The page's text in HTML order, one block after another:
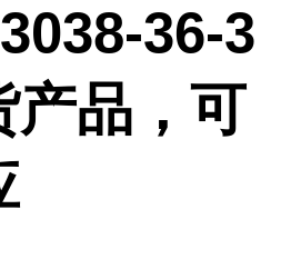
36-3
产品，可